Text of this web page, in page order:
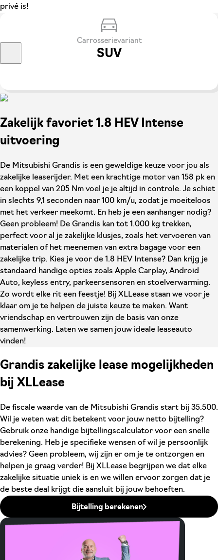
privé is!
Carrosserievariant
SUV
Zakelijk favoriet 1.8 HEV Intense
uitvoering
De Mitsubishi Grandis is een geweldige keuze voor jou als
zakelijke leaserijder. Met een krachtige motor van 158 pk en
een koppel van 205 Nm voel je je altijd in controle. Je schiet
in slechts 9,1 seconden naar 100 km/u, zodat je moeiteloos
met het verkeer meekomt. En heb je een aanhanger nodig?
Geen probleem! De Grandis kan tot 1.000 kg trekken,
perfect voor al je zakelijke klusjes, zoals het vervoeren van
materialen of het meenemen van extra bagage voor een
zakelijke trip. Kies je voor de 1.8 HEV Intense? Dan krijg je
standaard handige opties zoals Apple Carplay, Android
Auto, keyless entry, parkeersensoren en stoelverwarming.
Zo wordt elke rit een feestje! Bij XLLease staan we voor je
klaar om je te helpen de juiste keuze te maken. Want
vriendschap en vertrouwen zijn de basis van onze
samenwerking. Laten we samen jouw ideale leaseauto
vinden!
Grandis zakelijke lease mogelijkheden
bij XLLease
De fiscale waarde van de Mitsubishi Grandis start bij 35.500.
Wil je weten wat dit betekent voor jouw netto bijtelling?
Gebruik onze handige bijtellingscalculator voor een snelle
berekening. Heb je specifieke wensen of wil je persoonlijk
advies? Geen probleem, wij zijn er om je te ontzorgen en
helpen je graag verder! Bij XLLease begrijpen we dat elke
zakelijke situatie uniek is en we willen ervoor zorgen dat je
de beste deal krijgt die aansluit bij jouw behoeften.
Bijtelling berekenen